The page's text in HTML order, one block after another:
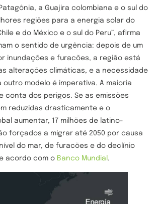
a Guajira colombiana e o sul do
regiões para a energia solar do
e do México e o sul do Peru”, afirma
o sentido de urgência: depois de um
inundações e furacões, a região está
alterações climáticas, e a necessidade
modelo é imperativa. A maioria
conta dos perigos. Se as emissões
reduzidas drasticamente e o
aumentar, 17 milhões de latino-
forçados a migrar até 2050 por causa
do mar, de furacões e do declínio
acordo com o Banco Mundial .